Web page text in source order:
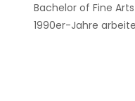
Bachelor of Fine
1990er-Jahre